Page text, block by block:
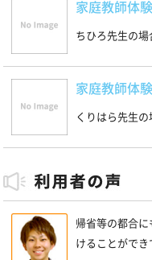
家庭教師体
ちひろ先生の場
家庭教師体
くりはら先生の
帰省等の都合
けることができ